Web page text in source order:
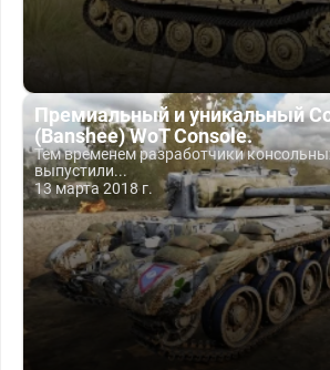
Премиальный и уникальный
(Banshee) WoT Console.
Тем временем разработчики
выпустили...
13 марта 2018 г.